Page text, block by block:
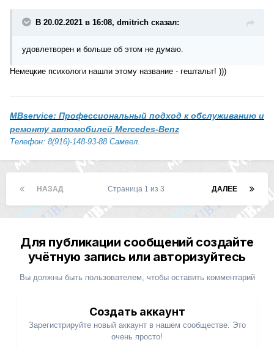
В 20.02.2021 в 16:08, dmitrich сказал:
удовлетворен и больше об этом не думаю.
Немецкие психологи нашли этому название - гештальт! )))
MBservice: Профессиональный подход к обслуживанию и
ремонту автомобилей Mercedes-Benz
Телефон: 8(916)-148-93-88 Самвел.
НАЗАД ДАЛЕЕ
Страница 1 из 3
Для публикации сообщений создайте
учётную запись или авторизуйтесь
Вы должны быть пользователем, чтобы оставить комментарий
Создать аккаунт
Зарегистрируйте новый аккаунт в нашем сообществе. Это
очень просто!